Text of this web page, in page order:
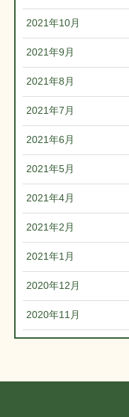
2021年10月
2021年9月
2021年8月
2021年7月
2021年6月
2021年5月
2021年4月
2021年2月
2021年1月
2020年12月
2020年11月